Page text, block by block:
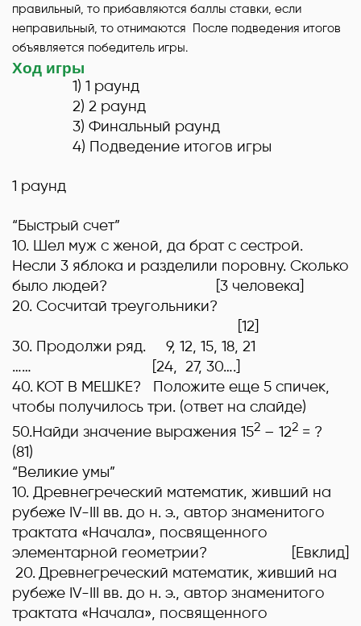
правильный, то прибавляются баллы ставки, если
неправильный, то отнимаются После подведения итогов
объявляется победитель игры.
Ход игры
1) 1 раунд
2) 2 раунд
3) Финальный раунд
4) Подведение итогов игры
1 раунд
“Быстрый счет”
10. Шел муж с женой, да брат с сестрой.
Несли 3 яблока и разделили поровну. Сколько
было людей? [3 человека]
20. Сосчитай треугольники?
[12]
30. Продолжи ряд.
9, 12, 15, 18, 21
…… [24, 27, 30….]
40. КОТ В МЕШКЕ? Положите еще 5 спичек,
чтобы получилось три. (ответ на слайде)
50.Найди значение выражения 152 – 122 = ?
(81)
“Великие умы”
10. Древнегреческий математик, живший на
рубеже IV-III вв. до н. э., автор знаменитого
трактата «Начала», посвященного
элементарной геометрии? [Евклид]
20.Древнегреческий математик, живший на
рубеже IV-III вв. до н. э., автор знаменитого
трактата «Начала», посвященного